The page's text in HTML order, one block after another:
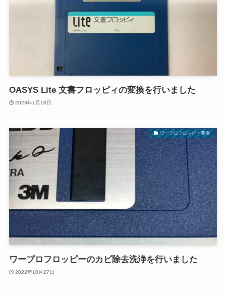
OASYS Lite 文書フロッピィの変換を行いました
2023年1月18日
ワープロフロッピー変換
ワープロフロッピーのカビ除去洗浄を行いました
2022年10月27日